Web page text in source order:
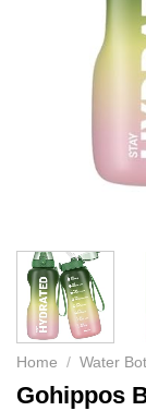
Home / Water
Gohippos